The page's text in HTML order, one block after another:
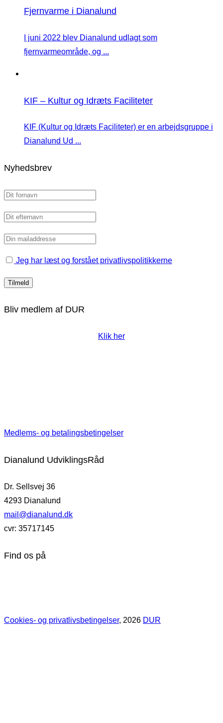
Fjernvarme i Dianalund
I juni 2022 blev Dianalund udlagt som
fjernvarmeområde, og ...
KIF – Kultur og Idræts Faciliteter
KIF (Kultur og Idræts Faciliteter) er en arbejdsgruppe i
Dianalund Ud ...
Nyhedsbrev
Jeg har læst og forstået privatlivspolitikkerne
Bliv medlem af DUR
Klik her
Medlems- og betalingsbetingelser
Dianalund UdviklingsRåd
Dr. Sellsvej 36
4293 Dianalund
mail@dianalund.dk
cvr: 35717145
Find os på
Cookies- og privatlivsbetingelser, 2026 DUR